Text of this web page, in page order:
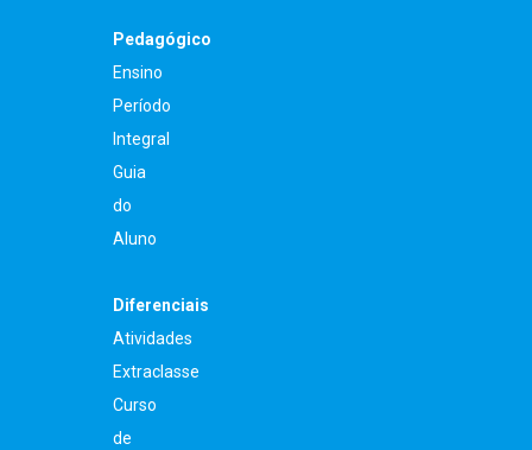
Pedagógico
Ensino
Período
Integral
Guia
do
Aluno
Diferenciais
Atividades
Extraclasse
Curso
de